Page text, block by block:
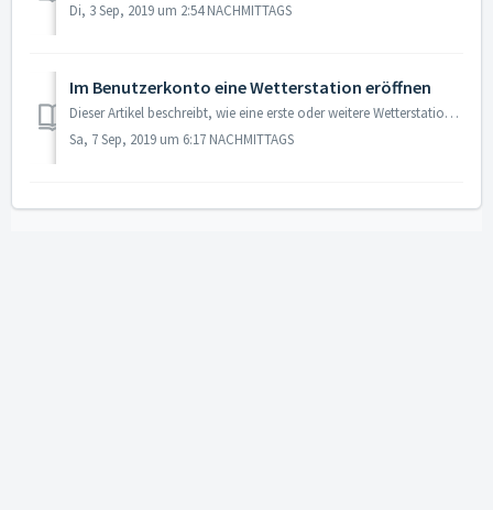
Di, 3 Sep, 2019 um 2:54 NACHMITTAGS
Im Benutzerkonto eine Wetterstation eröffnen
Dieser Artikel beschreibt, wie eine erste oder weitere Wetterstation eröffnet wird. Vorgehen Wählen Sie in Ihrem Kundenkonto "neue Station anl...
Sa, 7 Sep, 2019 um 6:17 NACHMITTAGS